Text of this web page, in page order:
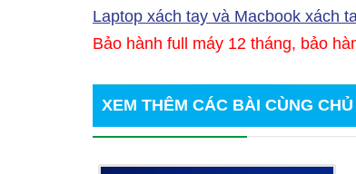
Laptop xách tay và Macbook xách
Bảo hành full máy 12 tháng, bảo
XEM THÊM CÁC BÀI CÙNG